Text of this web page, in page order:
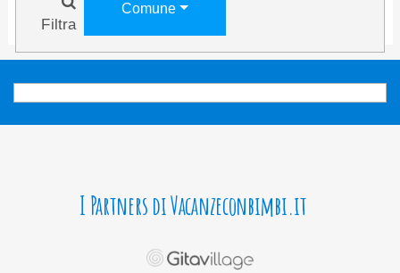
Filtra
Comune
I Partners di Vacanzeconbimbi.it